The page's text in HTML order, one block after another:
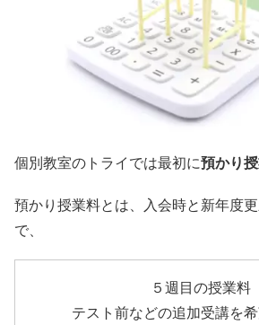
個別教室のトライでは最初に預かり
預かり授業料とは、入会時と新年度
で、
５週目の授業料
テスト前などの追加受講を